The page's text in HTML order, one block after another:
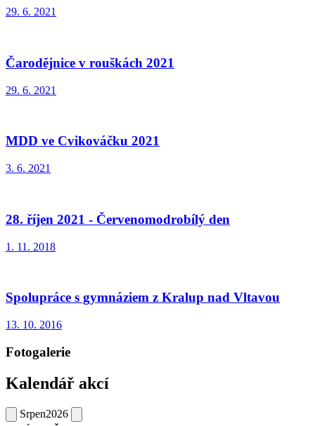
29. 6. 2021
Čarodějnice v rouškách 2021
29. 6. 2021
MDD ve Cvikováčku 2021
3. 6. 2021
28. říjen 2021 - Červenomodrobílý den
1. 11. 2018
Spolupráce s gymnáziem z Kralup nad Vltavou
13. 10. 2016
Fotogalerie
Kalendář akcí
Srpen2026